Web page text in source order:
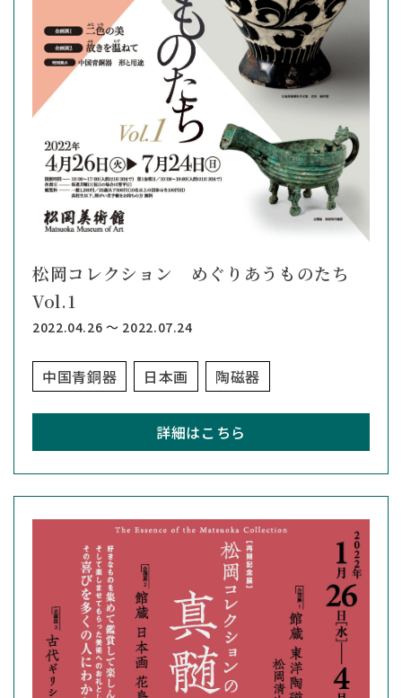
松岡コレクション めぐりあうものたち
Vol.1
2022.04.26 ～ 2022.07.24
中国青銅器 日本画 陶磁器
詳細はこちら